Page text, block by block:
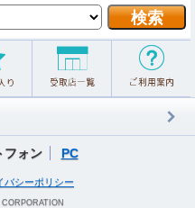
フォン PC
バシーポリシー